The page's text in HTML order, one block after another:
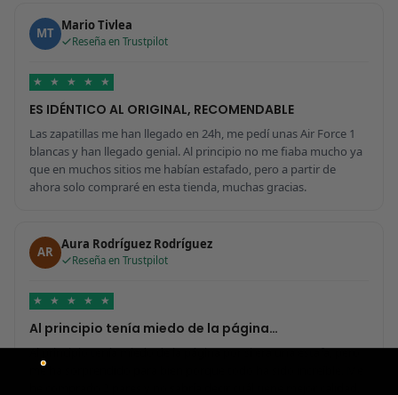
MT Mario Tivlea
Reseña en Trustpilot
★ ★ ★ ★ ★
ES IDÉNTICO AL ORIGINAL, RECOMENDABLE
Las zapatillas me han llegado en 24h, me pedí unas Air Force 1
blancas y han llegado genial. Al principio no me fiaba mucho ya
que en muchos sitios me habían estafado, pero a partir de
ahora solo compraré en esta tienda, muchas gracias.
AR Aura Rodríguez Rodríguez
Reseña en Trustpilot
★ ★ ★ ★ ★
Al principio tenía miedo de la página…
Al principio tenía miedo de la página por si era una estafa, pero
me ha sorprendido para bien porque todo ha sido increíble. Me